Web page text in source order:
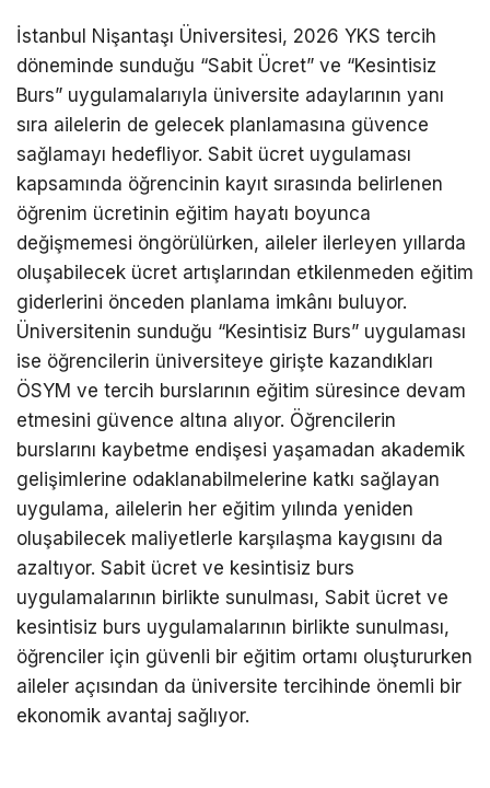
İstanbul Nişantaşı Üniversitesi, 2026 YKS tercih
döneminde sunduğu “Sabit Ücret” ve “Kesintisiz
Burs” uygulamalarıyla üniversite adaylarının yanı
sıra ailelerin de gelecek planlamasına güvence
sağlamayı hedefliyor. Sabit ücret uygulaması
kapsamında öğrencinin kayıt sırasında belirlenen
öğrenim ücretinin eğitim hayatı boyunca
değişmemesi öngörülürken, aileler ilerleyen yıllarda
oluşabilecek ücret artışlarından etkilenmeden eğitim
giderlerini önceden planlama imkânı buluyor.
Üniversitenin sunduğu “Kesintisiz Burs” uygulaması
ise öğrencilerin üniversiteye girişte kazandıkları
ÖSYM ve tercih burslarının eğitim süresince devam
etmesini güvence altına alıyor. Öğrencilerin
burslarını kaybetme endişesi yaşamadan akademik
gelişimlerine odaklanabilmelerine katkı sağlayan
uygulama, ailelerin her eğitim yılında yeniden
oluşabilecek maliyetlerle karşılaşma kaygısını da
azaltıyor. Sabit ücret ve kesintisiz burs
uygulamalarının birlikte sunulması, Sabit ücret ve
kesintisiz burs uygulamalarının birlikte sunulması,
öğrenciler için güvenli bir eğitim ortamı oluştururken
aileler açısından da üniversite tercihinde önemli bir
ekonomik avantaj sağlıyor.